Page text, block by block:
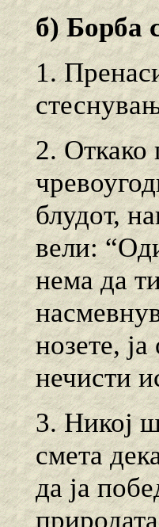
б) Борба
1.
2. Откако
блудот,
вели:
нема да
нозете,
нечисти
3. Никој
смета
да ја